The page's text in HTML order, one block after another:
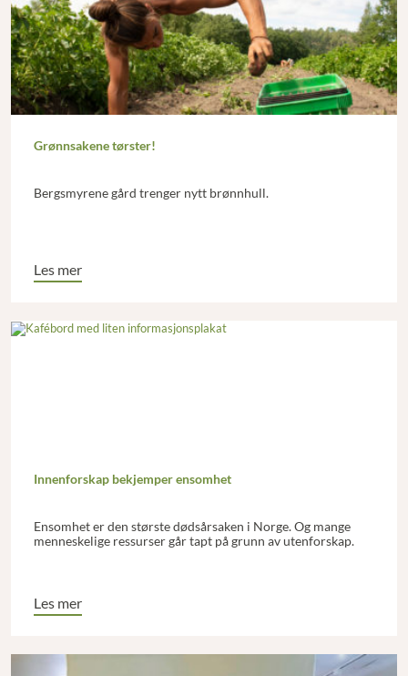
Grønnsakene tørster!
Bergsmyrene gård trenger nytt brønnhull.
Les mer
Innenforskap bekjemper ensomhet
Ensomhet er den største dødsårsaken i Norge. Og mange
menneskelige ressurser går tapt på grunn av utenforskap.
Les mer